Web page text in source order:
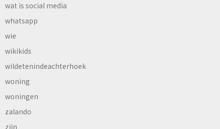
wat is social media
whatsapp
wie
wikikids
wildetenindeachterhoek
woning
woningen
zalando
zijn